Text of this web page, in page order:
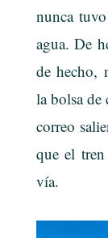
nunca
agua. De
de hecho,
la bolsa de
correo
que el tren
vía.